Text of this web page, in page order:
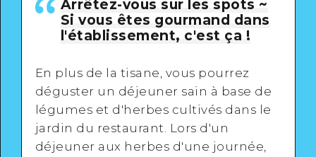
Arrêtez-vous sur les spots ~
Si vous êtes gourmand dans
l'établissement, c'est ça !
En plus de la tisane, vous pourrez
déguster un déjeuner sain à base de
légumes et d'herbes cultivés dans le
jardin du restaurant. Lors d'un
déjeuner aux herbes d'une journée,